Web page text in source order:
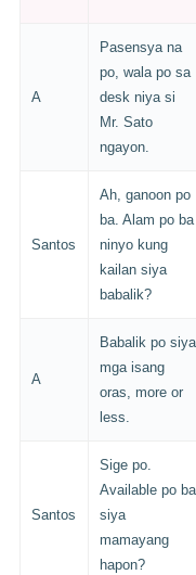
A
Pasensya na
po, wala po sa
desk niya si
Mr. Sato
ngayon.
Santos
Ah, ganoon po
ba. Alam po ba
ninyo kung
kailan siya
babalik?
A
Babalik po siya
mga isang
oras, more or
less.
Santos
Sige po.
Available po ba
siya
mamayang
hapon?